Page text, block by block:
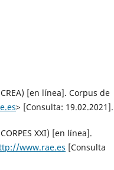
[en línea]. Corpus de
> [Consulta: 19.02.2021].
XXI) [en línea].
www.rae.es [Consulta